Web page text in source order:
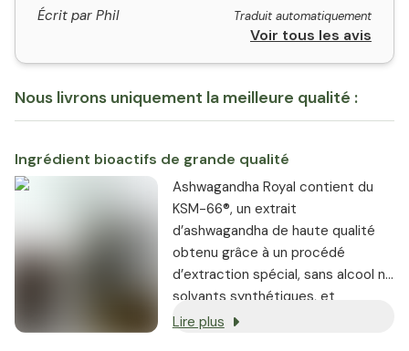
Écrit par Phil
Traduit automatiquement
Voir tous les avis
Nous livrons uniquement la meilleure qualité :
Ingrédient bioactifs de grande qualité
Ashwagandha Royal contient du
KSM-66®, un extrait
d’ashwagandha de haute qualité
obtenu grâce à un procédé
d’extraction spécial, sans alcool ni
solvants synthétiques, et
particulièrement riche en
Lire plus